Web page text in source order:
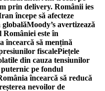
prin delivery. Românii ies
începe să afecteze
Moody’s avertizează
este în
încearcă să mențină
fiscalePiețele
din cauza tensiunilor
pe fondul
încearcă să reducă
nevoilor de